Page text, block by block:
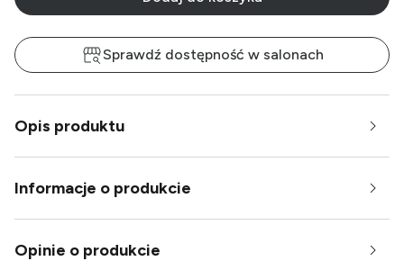
Sprawdź dostępność w salonach
Opis produktu
Informacje o produkcie
Opinie o produkcie